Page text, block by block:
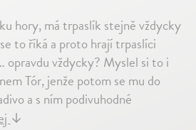
hory, má trpaslík stejně vždycky
to říká a proto hrají trpaslíci
opravdu vždycky? Myslel si to i
Tór, jenže potom se mu do
a s ním podivuhodné
↓